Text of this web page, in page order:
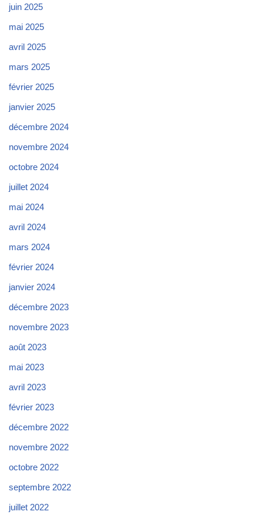
juin 2025
mai 2025
avril 2025
mars 2025
février 2025
janvier 2025
décembre 2024
novembre 2024
octobre 2024
juillet 2024
mai 2024
avril 2024
mars 2024
février 2024
janvier 2024
décembre 2023
novembre 2023
août 2023
mai 2023
avril 2023
février 2023
décembre 2022
novembre 2022
octobre 2022
septembre 2022
juillet 2022